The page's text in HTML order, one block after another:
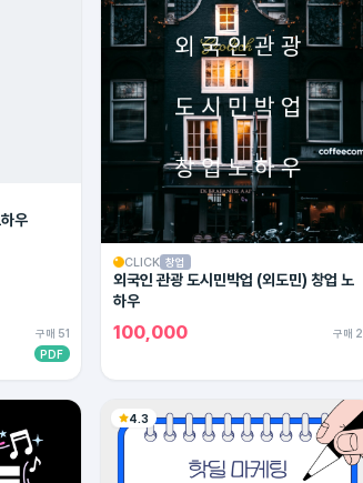
우
구매 51
PDF
CLICK 창업
외국인 관광 도시민박업 (외도민) 창업 노
하우
100,000 구매 2
4.3